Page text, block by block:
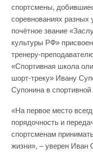
спортсмены,
соревнованиях
почётное звание
культуры РФ»
«Спортивная школа
шорт‑треку» Ивану
Супонина в
«На первое место
порядочность и
спортсменам
жизни», – уверен Иван